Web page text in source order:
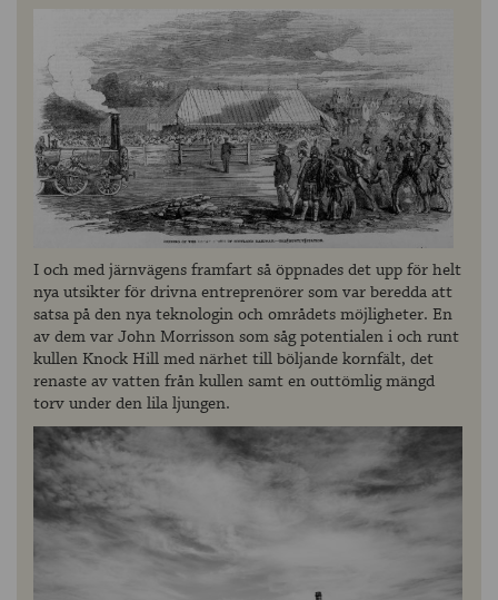
I och med järnvägens framfart så öppnades det upp för helt
nya utsikter för drivna entreprenörer som var beredda att
satsa på den nya teknologin och områdets möjligheter. En
av dem var John Morrisson som såg potentialen i och runt
kullen Knock Hill med närhet till böljande kornfält, det
renaste av vatten från kullen samt en outtömlig mängd
torv under den lila ljungen.